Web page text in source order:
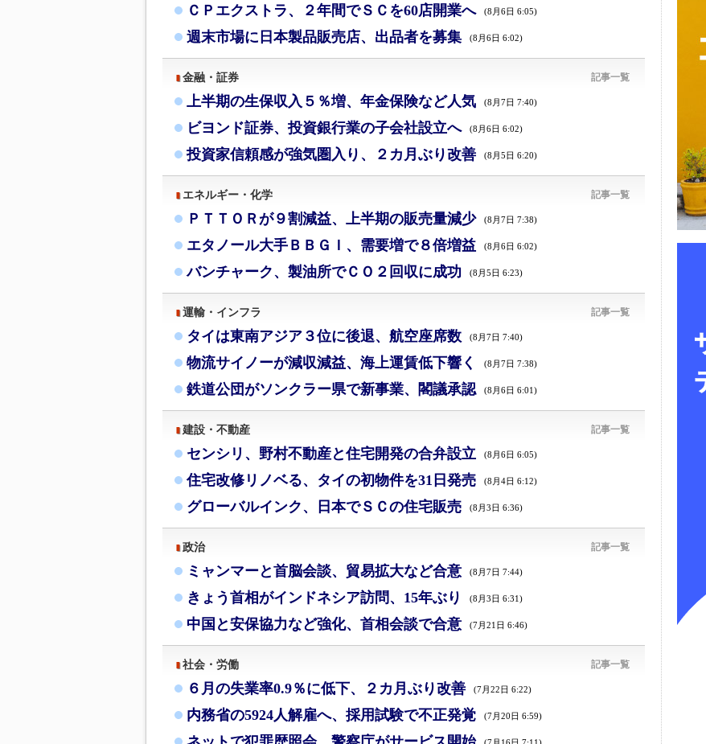
ＣＰエクストラ、２年間でＳＣを60店開業へ (8月6日 6:05)
週末市場に日本製品販売店、出品者を募集 (8月6日 6:02)
金融・証券 記事一覧
上半期の生保収入５％増、年金保険など人気 (8月7日 7:40)
ビヨンド証券、投資銀行業の子会社設立へ (8月6日 6:02)
投資家信頼感が強気圏入り、２カ月ぶり改善 (8月5日 6:20)
エネルギー・化学 記事一覧
ＰＴＴＯＲが９割減益、上半期の販売量減少 (8月7日 7:38)
エタノール大手ＢＢＧＩ、需要増で８倍増益 (8月6日 6:02)
バンチャーク、製油所でＣＯ２回収に成功 (8月5日 6:23)
運輸・インフラ 記事一覧
タイは東南アジア３位に後退、航空座席数 (8月7日 7:40)
物流サイノーが減収減益、海上運賃低下響く (8月7日 7:38)
鉄道公団がソンクラー県で新事業、閣議承認 (8月6日 6:01)
建設・不動産 記事一覧
センシリ、野村不動産と住宅開発の合弁設立 (8月6日 6:05)
住宅改修リノベる、タイの初物件を31日発売 (8月4日 6:12)
グローバルインク、日本でＳＣの住宅販売 (8月3日 6:36)
政治 記事一覧
ミャンマーと首脳会談、貿易拡大など合意 (8月7日 7:44)
きょう首相がインドネシア訪問、15年ぶり (8月3日 6:31)
中国と安保協力など強化、首相会談で合意 (7月21日 6:46)
社会・労働 記事一覧
６月の失業率0.9％に低下、２カ月ぶり改善 (7月22日 6:22)
内務省の5924人解雇へ、採用試験で不正発覚 (7月20日 6:59)